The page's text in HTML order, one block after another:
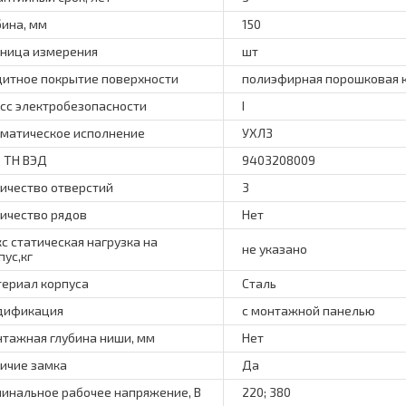
мм
150
измерения
шт
покрытие поверхности
полиэфирная порошковая
электробезопасности
I
исполнение
УХЛЗ
ТН ВЭД
9403208009
отверстий
3
рядов
Нет
статическая нагрузка на
не указано
корпуса
Сталь
с монтажной панелью
глубина ниши, мм
Нет
замка
Да
рабочее напряжение, В
220; 380